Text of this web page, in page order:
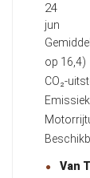
24
jun
op 16,4)
CO₂-
Van